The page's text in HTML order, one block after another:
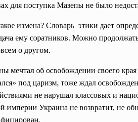
для поступка Мазепы не было
измена? Словарь этики дает
ему соратников. Можно
о другом.
мечтал об освобождении своего
под царизм, тоже ждал
не нарушал классовых и
империи Украина не возвратит, не